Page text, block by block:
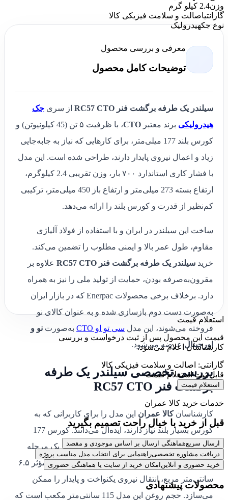
وزن2.4 کیلو گرم
گارانتیاصالت و سلامت فیزیکی کالا
نوع جکهیدرولیک
معرفی و بررسی محصول
توضیحات کامل محصول
سیلندر یک طرفه برگشت فنر RC57 CTO از سری جک‌
هیدرولیکی برند معتبر CTO
، با ظرفیت ۵ تن (45 کیلونیوتن) و
کورس بلند 177 میلی‌متر، برای کارهایی که نیاز به جابه‌جایی
زیاد و اعمال نیروی پایدار دارند، طراحی شده است. این مدل
با فشار کاری استاندارد ۷۰۰ بار، وزن تقریبی 2.4 کیلوگرم،
ارتفاع بسته 273 میلی‌متر و ارتفاع باز 450 میلی‌متر، ترکیبی
کم‌نظیر از قدرت و کورس بلند را ارائه می‌دهد.
ساخت این سیلندر در ایران و با استفاده از فولاد آلیاژی
مقاوم، طول عمر بالا و ایمنی مطلوب را تضمین می‌کند.
خرید سیلندر یک طرفه برگشت فنر RC57 CTO
علاوه بر
مقرون‌به‌صرفه بودن، حمایت از تولید ملی را نیز به همراه
دارد. برخلاف برخی محصولات Enerpac که در بازار ایران
به‌صورت دست دوم بازسازی شده و به عنوان کالای نو
فروخته می‌شوند، این مدل سی تو او CTO به‌صورت نو و
اورجینالعرضه می‌شود.
بررسی تخصصی سیلندر یک طرفه
برگشت فنر RC57 CTO
کارشناسانکالا عمران این مدل را برای کاربرانی که به
کورس بسیار بلند نیاز دارند، ایده‌آل می‌دانند. کورس 177
میلی‌متر امکان جابه‌جایی قطعات سنگین را در یک مرحله
فراهم می‌کند. قطر پیستون ۲۵.۴ میلی‌متر و سطح مؤثر ۶.۵
سانتی‌متر مربع، انتقال نیروی یکنواخت و پایدار را ممکن
می‌سازد. حجم روغن این مدل 115 سانتی‌متر مکعب است که
استعلام قیمت
قیمت این محصول پس از ثبت درخواست و بررسی
کارشناسان اعلام می‌شود.
گارانتی: اصالت و سلامت فیزیکی کالا
قابل ثبت استعلام قیمت
استعلام قیمت
خدمات خرید کالا عمران
قبل از خرید با خیال راحت تصمیم بگیرید
ارسال سریعهماهنگی ارسال بر اساس موجودی و مقصد
دریافت مشاوره تخصصیراهنمایی برای انتخاب مدل مناسب پروژه
خرید حضوری و آنلاین امکان خرید از سایت یا هماهنگی حضوری
محصولات پیشنهادی